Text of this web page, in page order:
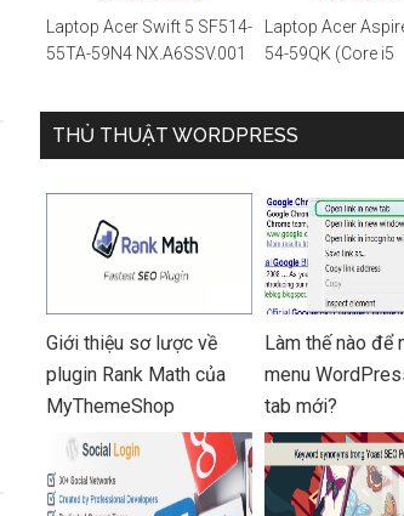
Laptop Acer Swift 5 SF514-
55TA-59N4 NX.A6SSV.001
SSD/14″FHD_Touch/Win1
0/Xanh) – Hàng chính
Laptop Acer
54-59QK (Core i5
11/Vàng)
THỦ THUẬT WORDPRESS
Giới thiệu sơ lược về
plugin Rank Math của
MyThemeShop
Làm thế nào để
menu
tab mới?